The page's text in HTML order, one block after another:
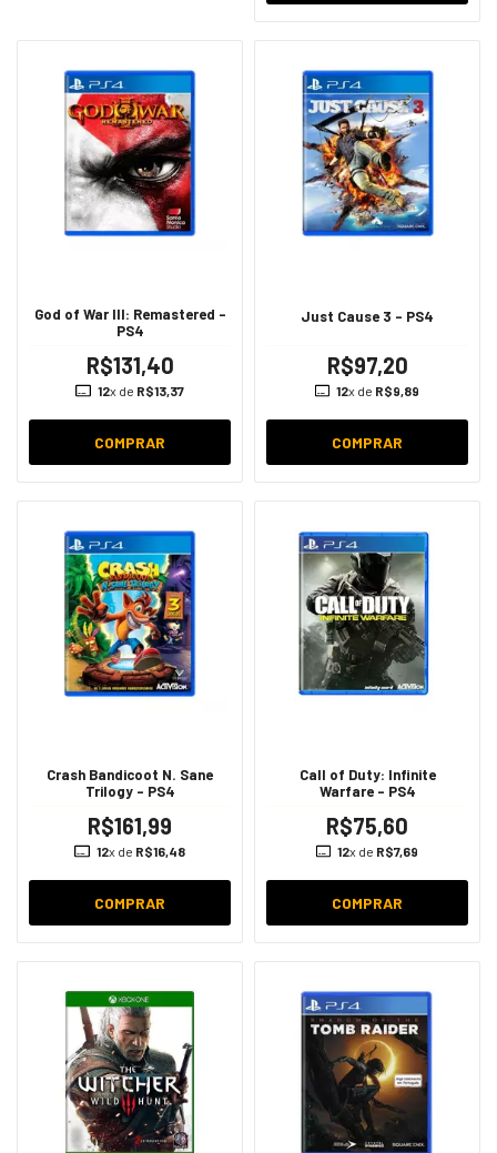
God of War III: Remastered -
PS4
R$131,40
12x de R$13,37
COMPRAR
Just Cause 3 - PS4
R$97,20
12x de R$9,89
COMPRAR
Crash Bandicoot N. Sane
Trilogy - PS4
R$161,99
12x de R$16,48
COMPRAR
Call of Duty: Infinite
Warfare - PS4
R$75,60
12x de R$7,69
COMPRAR